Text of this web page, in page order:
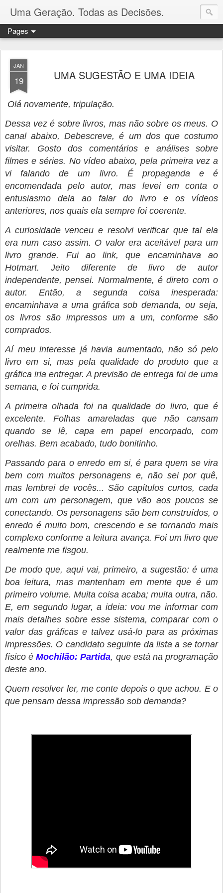
Uma Geração. Todas as Decisões.
Pages
JAN
19 UMA SUGESTÃO E UMA IDEIA
Olá novamente, tripulação.
Dessa vez é sobre livros, mas não sobre os meus. O
canal abaixo, Debescreve, é um dos que costumo
visitar. Gosto dos comentários e análises sobre
filmes e séries. No vídeo abaixo, pela primeira vez a
vi falando de um livro. É propaganda e é
encomendada pelo autor, mas levei em conta o
entusiasmo dela ao falar do livro e os vídeos
anteriores, nos quais ela sempre foi coerente.
A curiosidade venceu e resolvi verificar que tal ela
era num caso assim. O valor era aceitável para um
livro grande. Fui ao link, que encaminhava ao
Hotmart. Jeito diferente de livro de autor
independente, pensei. Normalmente, é direto com o
autor. Então, a segunda coisa inesperada:
encaminhava a uma gráfica sob demanda, ou seja,
os livros são impressos um a um, conforme são
comprados.
Aí meu interesse já havia aumentado, não só pelo
livro em si, mas pela qualidade do produto que a
gráfica iria entregar. A previsão de entrega foi de uma
semana, e foi cumprida.
A primeira olhada foi na qualidade do livro, que é
excelente. Folhas amareladas que não cansam
quando se lê, capa em papel encorpado, com
orelhas. Bem acabado, tudo bonitinho.
Passando para o enredo em si, é para quem se vira
bem com muitos personagens e, não sei por quê,
mas lembrei de vocês... São capítulos curtos, cada
um com um personagem, que vão aos poucos se
conectando. Os personagens são bem construídos, o
enredo é muito bom, crescendo e se tornando mais
complexo conforme a leitura avança. Foi um livro que
realmente me fisgou.
De modo que, aqui vai, primeiro, a sugestão: é uma
boa leitura, mas mantenham em mente que é um
primeiro volume. Muita coisa acaba; muita outra, não.
E, em segundo lugar, a ideia: vou me informar com
mais detalhes sobre esse sistema, comparar com o
valor das gráficas e talvez usá-lo para as próximas
impressões. O candidato seguinte da lista a se tornar
físico éMochilão: Partida, que está na programação
deste ano.
Quem resolver ler, me conte depois o que achou. E o
que pensam dessa impressão sob demanda?